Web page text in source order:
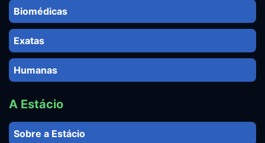
Biomédicas
Exatas
Humanas
A Estácio
Sobre a Estácio